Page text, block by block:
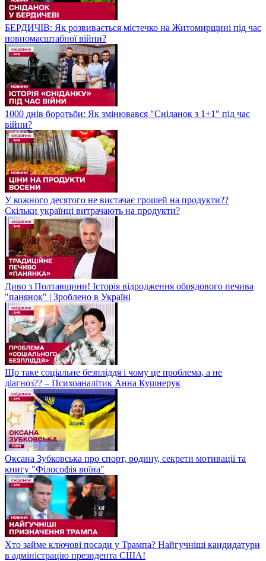
БЕРДИЧІВ: Як розвивається містечко на Житомирщині під час
повномасштабної війни?
1000 днів боротьби: Як змінювався "Сніданок з 1+1" під час
війни?
У кожного десятого не вистачає грошей на продукти??
Скільки українці витрачають на продукти?
Диво з Полтавщини! Історія відродження обрядового печива
"панянок" | Зроблено в Україні
Що таке соціальне безпліддя і чому це проблема, а не
діагноз?? – Психоаналітик Анна Кушнерук
Оксана Зубковська про спорт, родину, секрети мотивації та
книгу "Філософія воїна"
Хто займе ключові посади у Трампа? Найгучніші кандидатури
в адміністрацію президента США!